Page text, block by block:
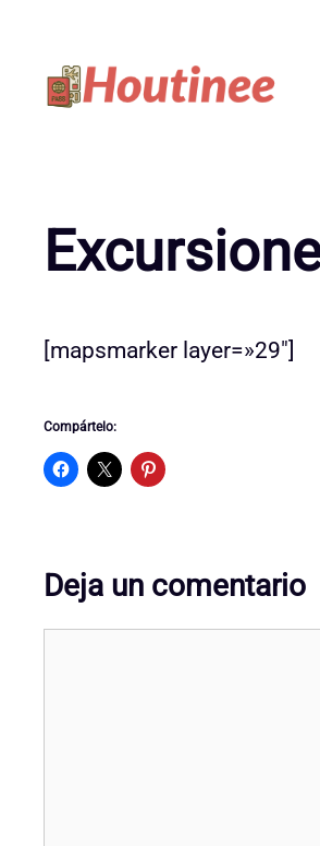
contenido
[mapsmarker layer=»29″]
Compártelo:
Deja un comentario